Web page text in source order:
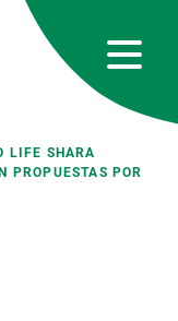
LIFE SHARA
PROPUESTAS POR